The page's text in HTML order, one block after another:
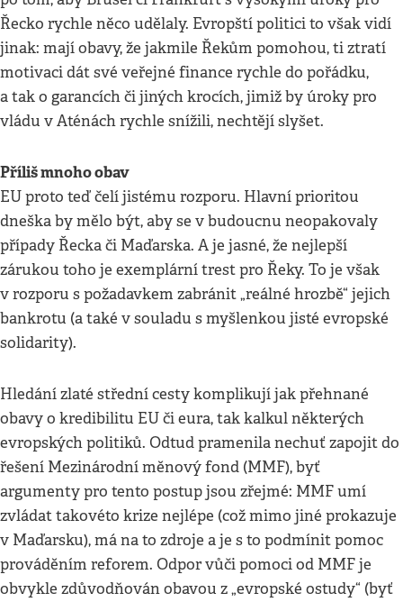
Řecko rychle něco udělaly. Evropští politici to však vidí
jinak: mají obavy, že jakmile Řekům pomohou, ti ztratí
motivaci dát své veřejné finance rychle do pořádku,
a tak o garancích či jiných krocích, jimiž by úroky pro
vládu v Aténách rychle snížili, nechtějí slyšet.
Příliš mnoho obav
EU proto teď čelí jistému rozporu. Hlavní prioritou
dneška by mělo být, aby se v budoucnu neopakovaly
případy Řecka či Maďarska. A je jasné, že nejlepší
zárukou toho je exemplární trest pro Řeky. To je však
v rozporu s požadavkem zabránit „reálné hrozbě“ jejich
bankrotu (a také v souladu s myšlenkou jisté evropské
solidarity).
Hledání zlaté střední cesty komplikují jak přehnané
obavy o kredibilitu EU či eura, tak kalkul některých
evropských politiků. Odtud pramenila nechuť zapojit do
řešení Mezinárodní měnový fond (MMF), byť
argumenty pro tento postup jsou zřejmé: MMF umí
zvládat takovéto krize nejlépe (což mimo jiné prokazuje
v Maďarsku), má na to zdroje a je s to podmínit pomoc
prováděním reforem. Odpor vůči pomoci od MMF je
obvykle zdůvodňován obavou z „evropské ostudy“ (byť